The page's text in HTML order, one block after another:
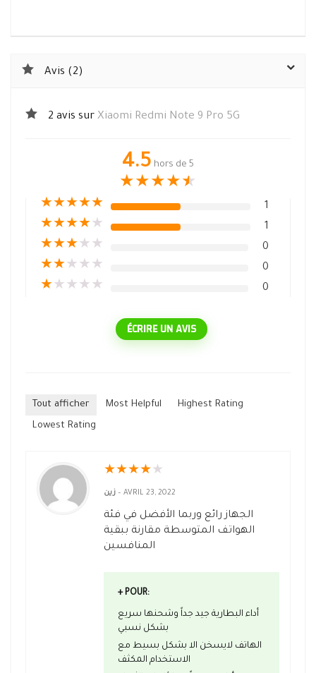
Avis (2)
2 avis sur Xiaomi Redmi Note 9 Pro 5G
4.5 hors de 5
★★★★★
★★★★★ 1
★★★★★ 1
★★★★ ★ 0
★★★ ★ ★ 0
★★ ★ ★ ★ 0
ÉCRIRE UN AVIS
Tout afficher Most Helpful
Highest Rating
Lowest Rating
★★★★ ★
– AVRIL 23, 2022
الجهاز رائع وربما الأفضل في فئة
الهواتف المتوسطة مقارنة ببقية
المنافسين
+ POUR:
أداء البطارية جيد جداً وشحنها سريع
بشكل نسبي
الهاتف لايسخن الا بشكل بسيط مع
الاستخدام المكثف